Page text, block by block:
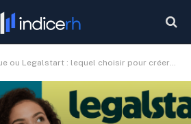
: lequel choisir pour créer son entreprise en 2026 ?